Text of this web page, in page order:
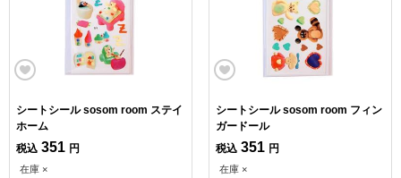
シートシール sosom room ステイ
ホーム
税込 351 円
在庫 ×
シートシール sosom room フィン
ガードール
税込 351 円
在庫 ×